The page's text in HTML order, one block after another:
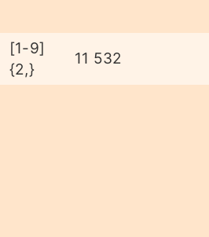
[1-9]
{2,}
11 532